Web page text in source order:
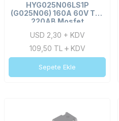
HYG025N06LS1P
(G025N06) 160A 60V TO-
220AB Mosfet
USD 2,30 + KDV
109,50 TL KDV
Sepete Ekle